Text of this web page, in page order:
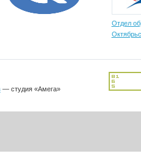
Отдел
— студия «Амега»